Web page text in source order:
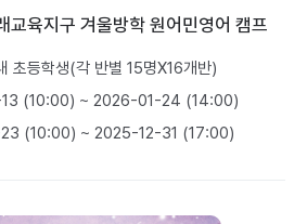
육지구 겨울방학 원어민영어 캠프
초등학생(각 반별 15명X16개반)
(10:00) ~ 2026-01-24 (14:00)
(10:00) ~ 2025-12-31 (17:00)